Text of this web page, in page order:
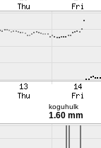
koguhulk
1.60 mm